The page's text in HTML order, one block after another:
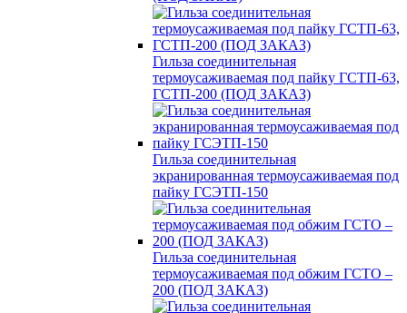
Гильза соединительная
термоусаживаемая под пайку ГСТП-63,
ГСТП-200 (ПОД ЗАКАЗ)
Гильза соединительная
экранированная термоусаживаемая под
пайку ГСЭТП-150
Гильза соединительная
термоусаживаемая под обжим ГСТО –
200 (ПОД ЗАКАЗ)